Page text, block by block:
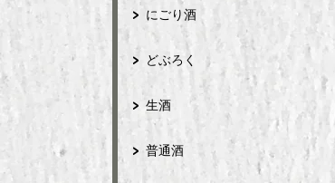
にごり酒
どぶろく
生酒
普通酒